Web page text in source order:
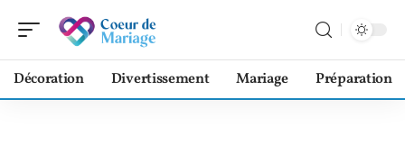
Décoration Divertissement Mariage Préparation